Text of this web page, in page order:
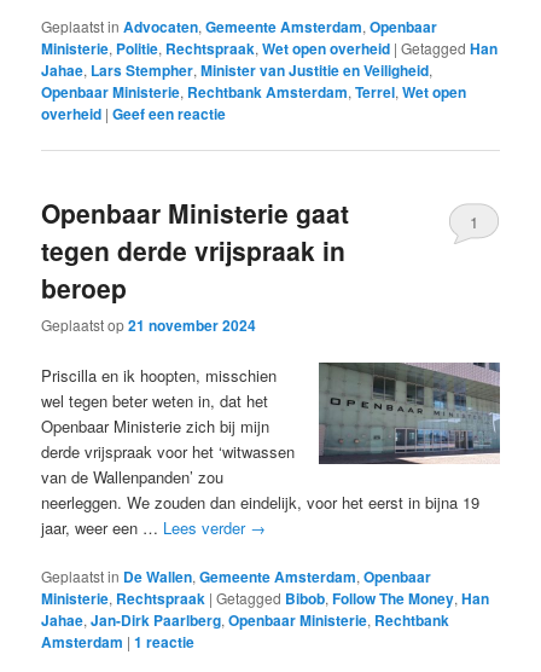
Geplaatst in Advocaten,Gemeente Amsterdam,Openbaar
Ministerie, Politie, Rechtspraak,Wet open overheid |Getagged Han
Jahae, Lars Stempher,Minister van Justitie en Veiligheid,
Openbaar Ministerie, Rechtbank Amsterdam,Terrel,Wet open
overheid |Geef een reactie
Openbaar Ministerie gaat
tegen derde vrijspraak in
beroep
Geplaatst op21 november 2024
1
Priscilla en ik hoopten, misschien
wel tegen beter weten in, dat het
Openbaar Ministerie zich bij mijn
derde vrijspraak voor het ‘witwassen
van de Wallenpanden’ zou
neerleggen. We zouden dan eindelijk, voor het eerst in bijna 19
jaar, weer een … Lees verder →
Geplaatst in De Wallen,Gemeente Amsterdam,Openbaar
Ministerie, Rechtspraak |Getagged Bibob,Follow The Money,Han
Jahae,Jan-Dirk Paarlberg,Openbaar Ministerie, Rechtbank
Amsterdam |1 reactie